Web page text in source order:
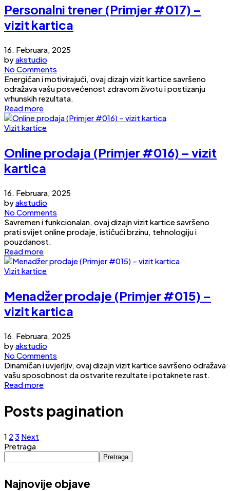
Personalni trener (Primjer #017) –
vizit kartica
16. Februara, 2025
byakstudio
No Comments
Energičan i motivirajući, ovaj dizajn vizit kartice savršeno
odražava vašu posvećenost zdravom životu i postizanju
vrhunskih rezultata.
Read more
Vizit kartice
Online prodaja (Primjer #016) – vizit
kartica
16. Februara, 2025
byakstudio
No Comments
Savremen i funkcionalan, ovaj dizajn vizit kartice savršeno
prati svijet online prodaje, ističući brzinu, tehnologiju i
pouzdanost.
Read more
Vizit kartice
Menadžer prodaje (Primjer #015) –
vizit kartica
16. Februara, 2025
byakstudio
No Comments
Dinamičan i uvjerljiv, ovaj dizajn vizit kartice savršeno odražava
vašu sposobnost da ostvarite rezultate i potaknete rast.
Read more
Posts pagination
1 2 3 Next
Pretraga
Pretraga
Najnovije objave